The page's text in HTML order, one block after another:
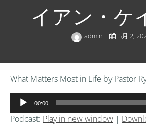
イアン・ケ
admin 5月 2,
What Matters Most in Life by Pastor
声
プ
00:00
Podcast: Play in new window |